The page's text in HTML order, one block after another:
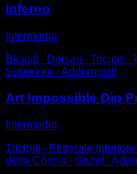
Inferno
Intermedio
Bicipiti ∙ Dorsali ∙ Tricipiti
Superiore ∙ Addominali
Art Impossible Dip
Intermedio
Tricipiti ∙ Pettorale
della Coscia ∙ Glutei ∙